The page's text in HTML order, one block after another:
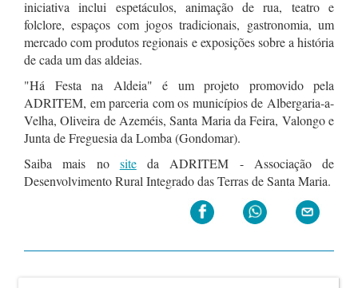
iniciativa inclui espetáculos, animação de rua, teatro e
folclore, espaços com jogos tradicionais, gastronomia, um
mercado com produtos regionais e exposições sobre a história
de cada um das aldeias.
"Há Festa na Aldeia" é um projeto promovido pela
ADRITEM, em parceria com os municípios de Albergaria-a-
Velha, Oliveira de Azeméis, Santa Maria da Feira, Valongo e
Junta de Freguesia da Lomba (Gondomar).
Saiba mais no siteda ADRITEM - Associação de
Desenvolvimento Rural Integrado das Terras de Santa Maria.